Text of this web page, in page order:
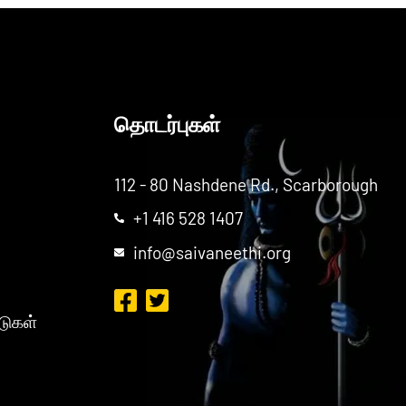
தொடர்புகள்
112 - 80 Nashdene Rd., Scarborough
+1 416 528 1407
info@saivaneethi.org